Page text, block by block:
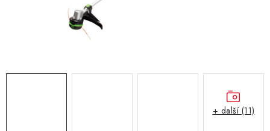
OCHRANA OSOBNÍCH ÚDAJŮ
+ další (11)